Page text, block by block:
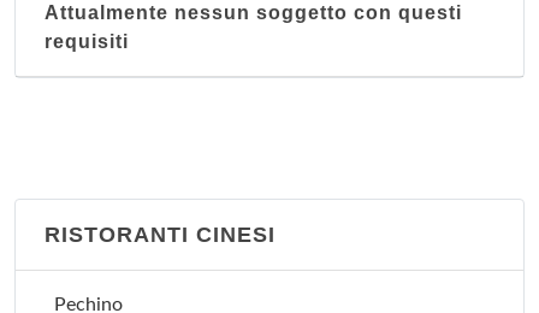
Attualmente nessun soggetto con questi
requisiti
RISTORANTI CINESI
Pechino